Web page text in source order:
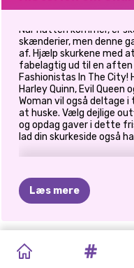
Når natten kommer, er
skænderier, men denne
af. Hjælp skurkene med
fabelagtig ud til en aften
Fashionistas In The City!
Harley Quinn, Evil Queen
Woman vil også deltage
at huske. Vælg dejlige
og opdag gaver i dette
lad din skurkeside også
Læs mere
ALL
CELEBRITY
WAY
DRESS-UP
MED
PRINSESSER
PATCHWORK